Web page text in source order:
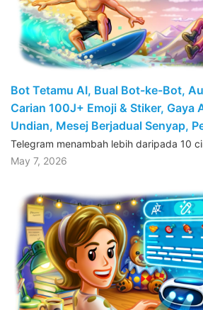
Bot Tetamu AI, Bual Bot-ke-Bot,
Carian 100J+ Emoji & Stiker, Gaya
Undian, Mesej Berjadual Senyap,
Telegram menambah lebih daripada 10
May 7, 2026